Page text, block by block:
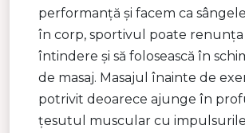
performanță și facem ca
în corp, sportivul poate renunța
întindere și să folosească în
de masaj. Masajul înainte de
potrivit deoarece ajunge în
țesutul muscular cu